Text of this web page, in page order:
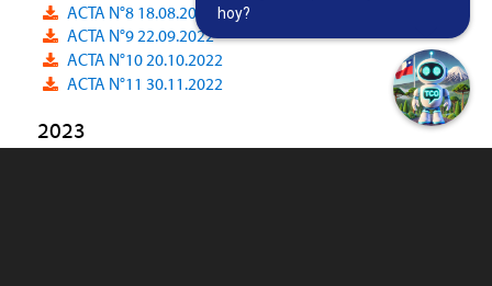
ACTA N°8 18.08.2022
ACTA N°9 22.09.2022
ACTA N°10 20.10.2022
ACTA N°11 30.11.2022
2023
hoy?